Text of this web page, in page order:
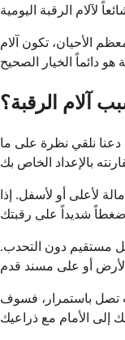
الأحيان، تكون آلام
آلام الرقبة؟
نلقي نظرة على ما
لأعلى أو لأسفل. إذا
مستقيم دون التحدب.
90 درجة تقريباً، مع استرخاء كتفيك. إذا كنت تصل باستمرار، فسوف